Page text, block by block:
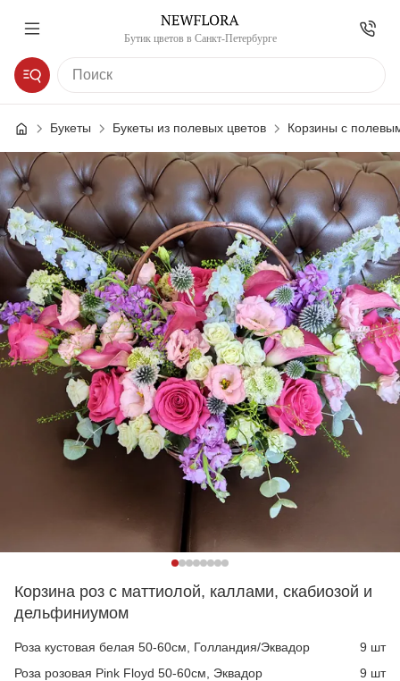
Бутик цветов в Санкт-Петербурге
Букеты Букеты из полевых цветов Корзины с
Корзина роз с маттиолой, каллами, скабиозой и
дельфиниумом
Роза кустовая белая 50-60см, Голландия/Эквадор
9 шт
Роза розовая Pink Floyd 50-60см, Эквадор
9 шт